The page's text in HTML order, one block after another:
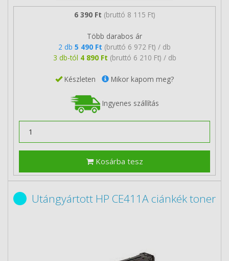
6 390 Ft (bruttó 8 115 Ft)
Több darabos ár
2 db 5 490 Ft (bruttó 6 972 Ft) / db
3 db-tól 4 890 Ft (bruttó 6 210 Ft) / db
Készleten Mikor kapom meg?
Ingyenes szállítás
Kosárba tesz
Utángyártott HP CE411A ciánkék toner